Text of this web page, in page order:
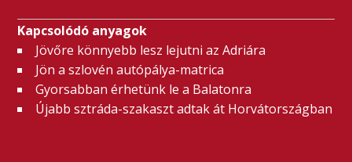
Kapcsolódó anyagok
Jövőre könnyebb lesz lejutni az Adriára
Jön a szlovén autópálya-matrica
Gyorsabban érhetünk le a Balatonra
Újabb sztráda-szakaszt adtak át Horvátországban